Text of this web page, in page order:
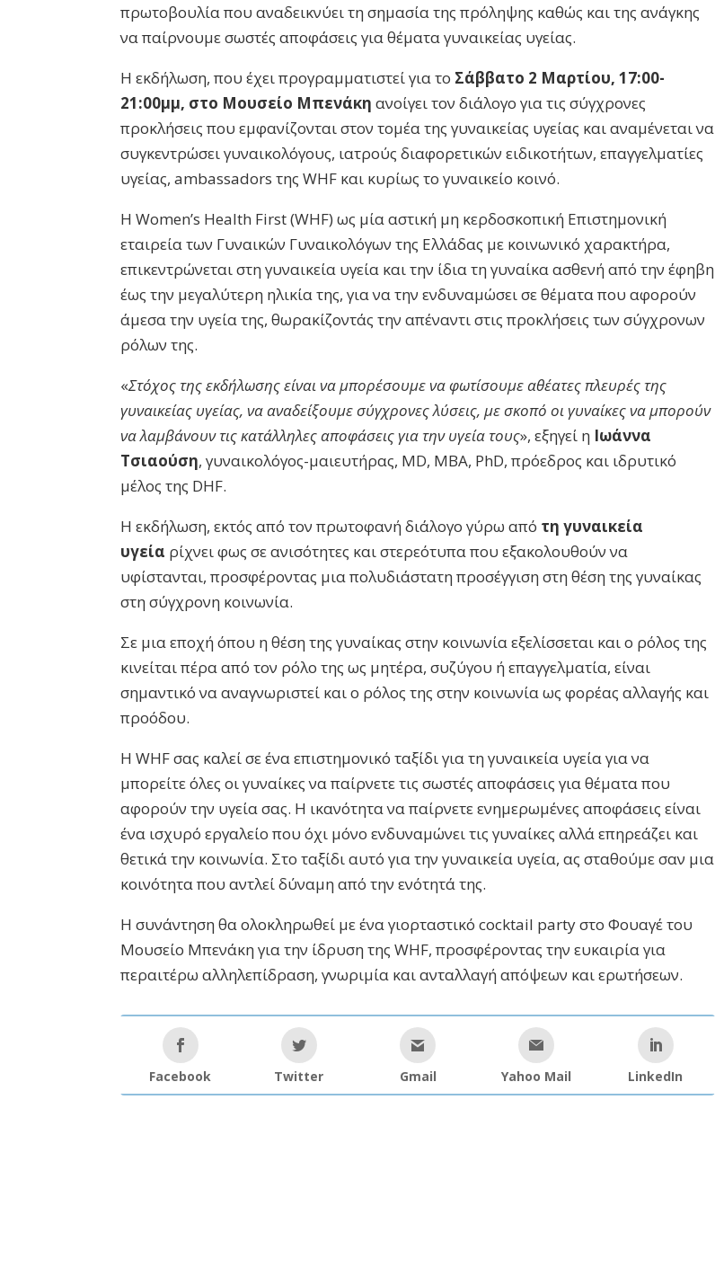
πρωτοβουλία που αναδεικνύει τη σημασία της πρόληψης καθώς και της ανάγκης
να παίρνουμε σωστές αποφάσεις για θέματα γυναικείας υγείας.
Η εκδήλωση, που έχει προγραμματιστεί για το Σάββατο 2 Μαρτίου, 17:00-
21:00μμ, στο Μουσείο Μπενάκη ανοίγει τον διάλογο για τις σύγχρονες
προκλήσεις που εμφανίζονται στον τομέα της γυναικείας υγείας και αναμένεται να
συγκεντρώσει γυναικολόγους, ιατρούς διαφορετικών ειδικοτήτων, επαγγελματίες
υγείας, ambassadors της WHF και κυρίως το γυναικείο κοινό.
Η Women’s Health First (WHF) ως μία αστική μη κερδοσκοπική Επιστημονική
εταιρεία των Γυναικών Γυναικολόγων της Ελλάδας με κοινωνικό χαρακτήρα,
επικεντρώνεται στη γυναικεία υγεία και την ίδια τη γυναίκα ασθενή από την έφηβη
έως την μεγαλύτερη ηλικία της, για να την ενδυναμώσει σε θέματα που αφορούν
άμεσα την υγεία της, θωρακίζοντάς την απέναντι στις προκλήσεις των σύγχρονων
ρόλων της.
«Στόχος της εκδήλωσης είναι να μπορέσουμε να φωτίσουμε αθέατες πλευρές της
γυναικείας υγείας, να αναδείξουμε σύγχρονες λύσεις, με σκοπό οι γυναίκες να μπορούν
να λαμβάνουν τις κατάλληλες αποφάσεις για την υγεία τους», εξηγεί η Ιωάννα
Τσιαούση, γυναικολόγος-μαιευτήρας, MD, MBA, PhD, πρόεδρος και ιδρυτικό
μέλος της DHF.
Η εκδήλωση, εκτός από τον πρωτοφανή διάλογο γύρω από τη γυναικεία
υγεία ρίχνει φως σε ανισότητες και στερεότυπα που εξακολουθούν να
υφίστανται, προσφέροντας μια πολυδιάστατη προσέγγιση στη θέση της γυναίκας
στη σύγχρονη κοινωνία.
Σε μια εποχή όπου η θέση της γυναίκας στην κοινωνία εξελίσσεται και ο ρόλος της
κινείται πέρα από τον ρόλο της ως μητέρα, συζύγου ή επαγγελματία, είναι
σημαντικό να αναγνωριστεί και ο ρόλος της στην κοινωνία ως φορέας αλλαγής και
προόδου.
Η WHF σας καλεί σε ένα επιστημονικό ταξίδι για τη γυναικεία υγεία για να
μπορείτε όλες οι γυναίκες να παίρνετε τις σωστές αποφάσεις για θέματα που
αφορούν την υγεία σας. Η ικανότητα να παίρνετε ενημερωμένες αποφάσεις είναι
ένα ισχυρό εργαλείο που όχι μόνο ενδυναμώνει τις γυναίκες αλλά επηρεάζει και
θετικά την κοινωνία. Στο ταξίδι αυτό για την γυναικεία υγεία, ας σταθούμε σαν μια
κοινότητα που αντλεί δύναμη από την ενότητά της.
Η συνάντηση θα ολοκληρωθεί με ένα γιορταστικό cocktail party στο Φουαγέ του
Μουσείο Μπενάκη για την ίδρυση της WHF, προσφέροντας την ευκαιρία για
περαιτέρω αλληλεπίδραση, γνωριμία και ανταλλαγή απόψεων και ερωτήσεων.
Facebook Twitter Gmail Yahoo Mail LinkedIn